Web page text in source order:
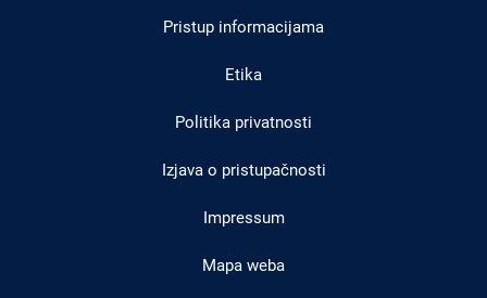
Pristup informacijama
Etika
Politika privatnosti
Izjava o pristupačnosti
Impressum
Mapa weba